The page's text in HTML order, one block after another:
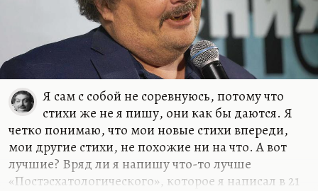
Я сам с собой не соревнуюсь, потому что
стихи же не я пишу, они как бы даются. Я
четко понимаю, что мои новые стихи впереди,
мои другие стихи, не похожие ни на что. А вот
лучшие? Вряд ли я напишу что-то лучше
«Постэсхатологического», которое я написал в 21